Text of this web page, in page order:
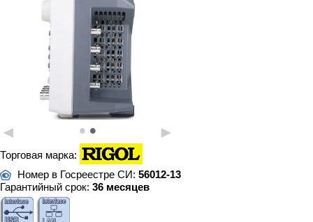
• •
◄ ►
Торговая марка:
Номер в Госреестре СИ: 56012-13
Гарантийный срок: 36 месяцев